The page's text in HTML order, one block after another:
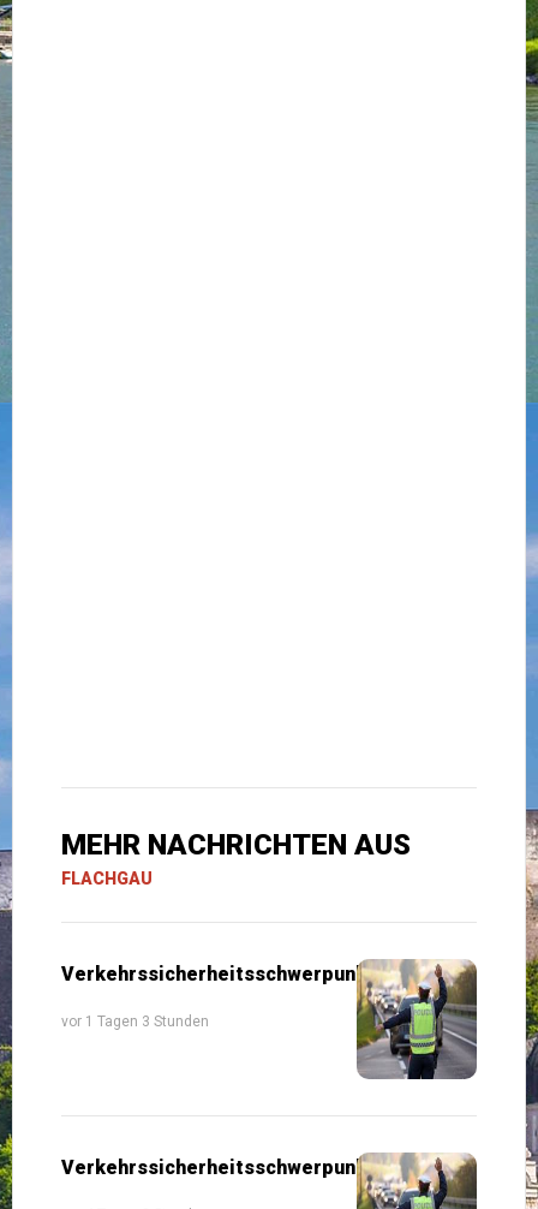
MEHR NACHRICHTEN AUS
FLACHGAU
Verkehrssicherheitsschwerpunkte
vor 1 Tagen 3 Stunden
Verkehrssicherheitsschwerpunkte